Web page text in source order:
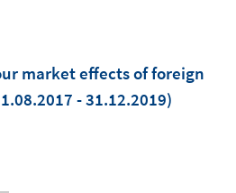
market effects of foreign
- 31.12.2019)